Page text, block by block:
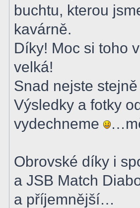
buchtu, kterou
kavárně.
Díky! Moc si toho
velká!
Snad nejste
Výsledky a fotky
vydechneme
Obrovské díky i
a JSB Match
a příjemnější…